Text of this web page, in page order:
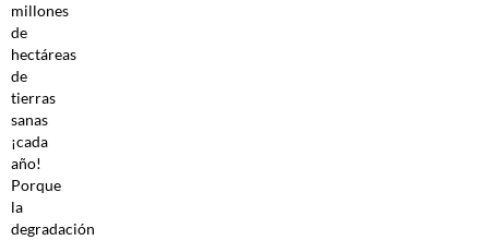
millones
de
hectáreas
de
tierras
sanas
¡cada
año!
Porque
la
degradación